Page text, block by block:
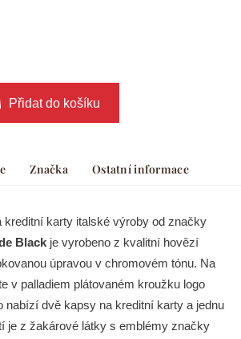
Přidat do košíku
Značka Ostatní informace
kreditní karty italské výroby od značky
Black je vyrobeno z kvalitní hovězí
úpravou v chromovém tónu. Na
v palladiem plátovaném kroužku logo
nabízí dvě kapsy na kreditní karty a jednu
je z žakárové látky s emblémy značky